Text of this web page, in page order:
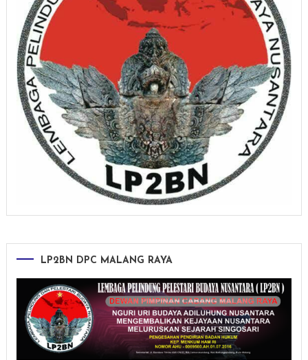
LP2BN DPC MALANG RAYA